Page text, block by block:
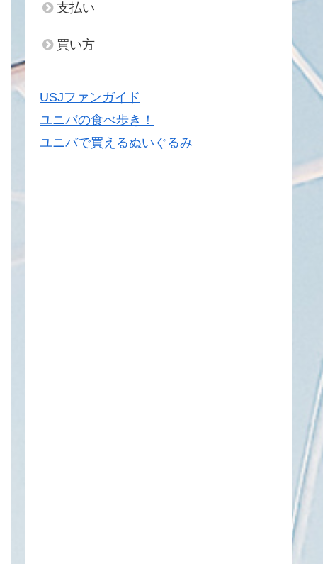
支払い
買い方
USJファンガイド
ユニバの食べ歩き！
ユニバで買えるぬいぐるみ